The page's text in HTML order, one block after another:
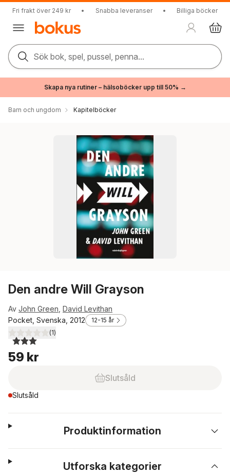
Fri frakt över 249 kr • Snabba leveranser • Billiga böcker
Sök bok, spel, pussel, penna...
Skapa nya rutiner – hälsoböcker upp till 50% →
Barn och ungdom Kapitelböcker
Den andre Will Grayson
Av John Green David Levithan
Pocket, Svenska, 2012
12-15 år
3,0utav 5 stjärnor. Totalt antal röster:
(1)
59 kr
Slutsåld
Slutsåld
Produktinformation
Utforska kategorier